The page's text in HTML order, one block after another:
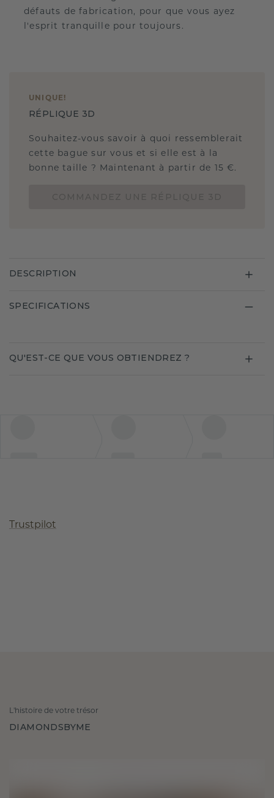
défauts de fabrication, pour que vous ayez
l'esprit tranquille pour toujours.
UNIQUE !
RÉPLIQUE 3D
Souhaitez-vous savoir à quoi ressemblerait
cette bague sur vous et si elle est à la
bonne taille ? Maintenant à partir de 15 €.
DESCRIPTION
SPECIFICATIONS
QU'EST-CE QUE VOUS OBTIENDREZ ?
Trustpilot
L'histoire de votre trésor
DIAMONDSBYME